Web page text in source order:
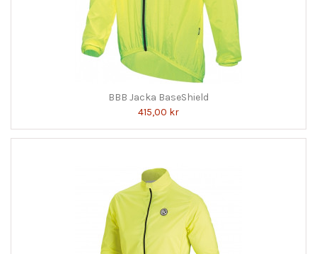
BBB Jacka BaseShield
415,00 kr